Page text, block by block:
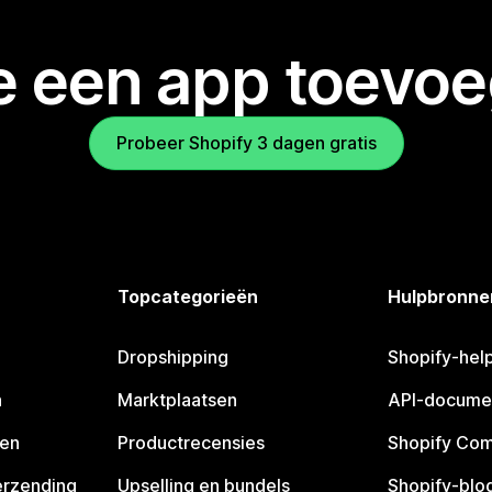
een app
Probeer Shopify 3 dagen gratis
Topcategorieën
Dropshipping
Marktplaatsen
Productrecensies
Upselling en bundels
Shopify-
API-
Shopify
Shopify-